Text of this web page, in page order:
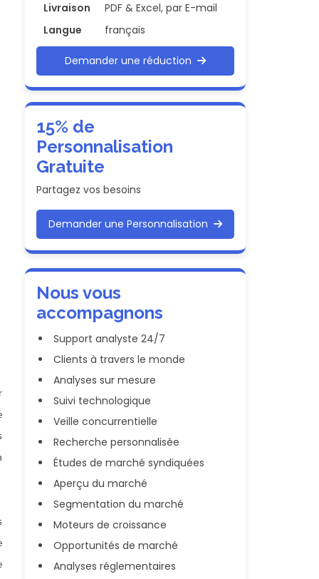
Livraison
PDF & Excel, par E-mail
Langue
français
Demander une réduction
15% de
Personnalisation
Gratuite
Partagez vos besoins
Demander une Personnalisation
Nous vous
accompagnons
Support analyste 24/7
Clients à travers le monde
Analyses sur mesure
Suivi technologique
Veille concurrentielle
Recherche personnalisée
Études de marché syndiquées
Aperçu du marché
Segmentation du marché
Moteurs de croissance
Opportunités de marché
Analyses réglementaires